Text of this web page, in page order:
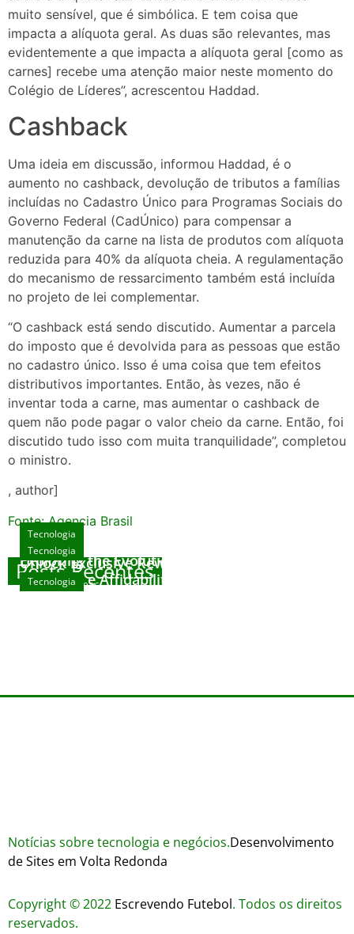
muito sensível, que é simbólica. E tem coisa que
impacta a alíquota geral. As duas são relevantes, mas
evidentemente a que impacta a alíquota geral [como as
carnes] recebe uma atenção maior neste momento do
Colégio de Líderes”, acrescentou Haddad.
Cashback
Uma ideia em discussão, informou Haddad, é o
aumento no cashback, devolução de tributos a famílias
incluídas no Cadastro Único para Programas Sociais do
Governo Federal (CadÚnico) para compensar a
manutenção da carne na lista de produtos com alíquota
reduzida para 40% da alíquota cheia. A regulamentação
do mecanismo de ressarcimento também está incluída
no projeto de lei complementar.
“O cashback está sendo discutido. Aumentar a parcela
do imposto que é devolvida para as pessoas que estão
no cadastro único. Isso é uma coisa que tem efeitos
distributivos importantes. Então, às vezes, não é
inventar toda a carne, mas aumentar o cashback de
quem não pode pagar o valor cheio da carne. Então, foi
discutido tudo isso com muita tranquilidade”, completou
o ministro.
, author]
Fonte: Agencia Brasil
Posts Recentes
Tecnologia
Exploring the Evolution of Online Slot Games
agosto 7, 2026
Tecnologia
Unlock Exclusive Rewards at The Big Dog
House
Tecnologia
Sicurezza e Affidabilità di Mr Nulls Wicked
Wares
Tecnologia
Notícias sobre tecnologia e negócios.Desenvolvimento
de Sites em Volta Redonda
Copyright © 2022 Escrevendo Futebol. Todos os direitos
reservados.